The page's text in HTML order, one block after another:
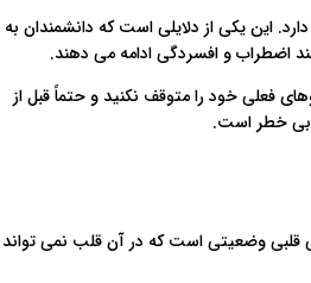
این یکی از دلایلی است که دانشمندان به
اضطراب و افسردگی ادامه می دهند.
فعلی خود را متوقف نکنید و حتماً قبل از
بی خطر است.
قلبی وضعیتی است که در آن قلب نمی تواند